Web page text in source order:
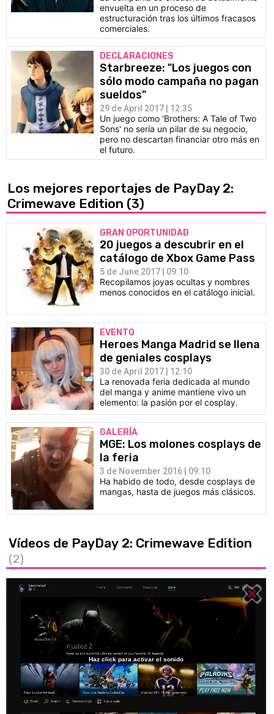
envuelta en un proceso de
estructuración tras los últimos fracasos
comerciales.
DECLARACIONES
Starbreeze: "Los juegos con
sólo modo campaña no pagan
sueldos"
29 de April 2017 | 12:35
Un juego como 'Brothers: A Tale of Two
Sons' no sería un pilar de su negocio,
pero no descartan financiar otro más en
el futuro.
Los mejores reportajes de PayDay 2:
Crimewave Edition (3)
GRAN OPORTUNIDAD
20 juegos a descubrir en el
catálogo de Xbox Game Pass
5 de June 2017 | 09:10
Recopilamos joyas ocultas y nombres
menos conocidos en el catálogo inicial.
EVENTO
Heroes Manga Madrid se llena
de geniales cosplays
30 de April 2017 | 12:10
La renovada feria dedicada al mundo
del manga y anime mantiene vivo un
elemento: la pasión por el cosplay.
GALERÍA
MGE: Los molones cosplays de
la feria
3 de November 2016 | 09:10
Ha habido de todo, desde cosplays de
mangas, hasta de juegos más clásicos.
Vídeos de PayDay 2: Crimewave Edition
(2)
Unmute
Loaded:
4.74%
Haz click para activar el sonido